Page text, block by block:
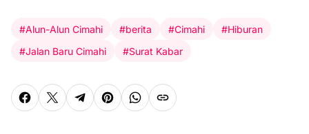
#Alun-Alun Cimahi #berita #Cimahi
#Hiburan
#Jalan Baru Cimahi
#Surat Kabar